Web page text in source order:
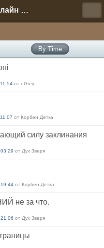
Форум онлайн игры "Новая Эра" (Нюра Биз)
By Time
от eGrey
от Корбен Детка
силу заклинания
от Дух Зверя
от Корбен Детка
не за что.
от Дух Зверя